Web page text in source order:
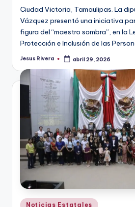
Ciudad Victoria, Tamaulipas. La
Vázquez presentó una iniciativa
figura del “maestro sombra”, en la
Protección e Inclusión de las
Publicado
Jesus Rivera abril 29, 2026
Publicado
Noticias Estatales